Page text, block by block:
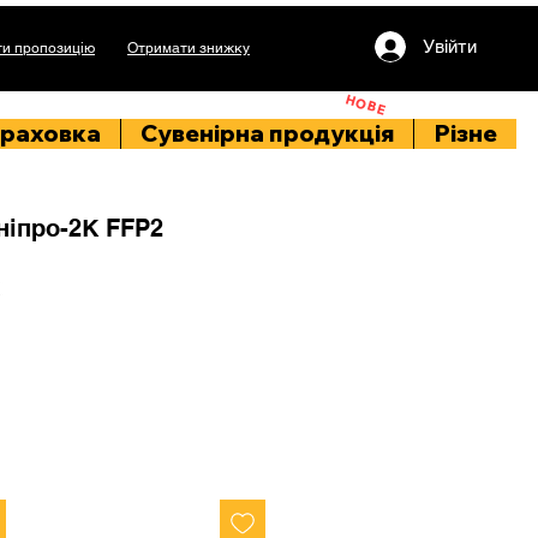
пропозицію Отримати знижку Увійти
НОВЕ
Сувенірна продукція Різне
2К FFP2